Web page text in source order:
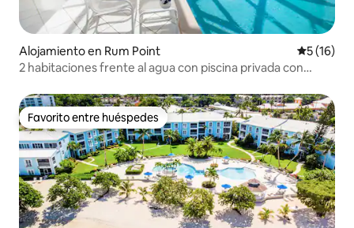
Alojamiento en Rum Point
5 (16)
2 habitaciones frente al agua con piscina privada con
Favorito entre huéspedes
Favorito entre huéspedes